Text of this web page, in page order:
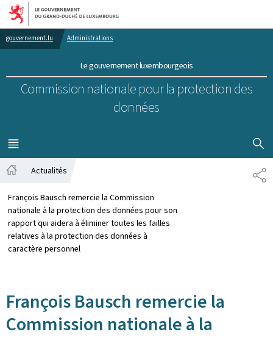
Aller au menu principal
Aller au contenu
gouvernement.lu Administrations
Le gouvernement luxembourgeois
Commission nationale pour la protection des
données
MENU
PRINCIPAL
Actualités
François Bausch remercie la Commission
nationale à la protection des données pour son
rapport qui aidera à éliminer toutes les failles
relatives à la protection des données à
caractère personnel
François Bausch remercie la
Commission nationale à la